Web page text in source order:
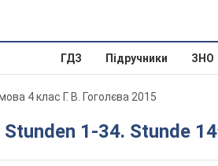
ГДЗ Підручники ЗНО
4 клас Г. В. Гоголєва 2015
Stunden 1-34. Stunde 14